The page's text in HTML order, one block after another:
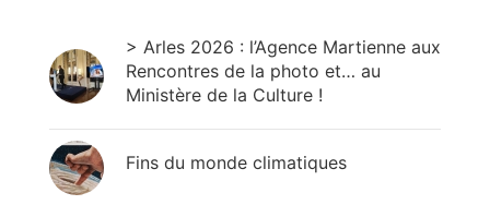
> Arles 2026 : l’Agence Martienne aux
Rencontres de la photo et… au
Ministère de la Culture !
Fins du monde climatiques